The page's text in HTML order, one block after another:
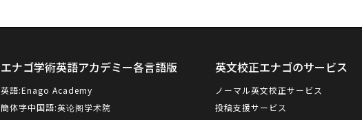
エナゴ学術英語アカデミー各言語版
英語:Enago Academy
簡体字中国語:英论阁学术院
英文校正エナゴのサービス
ノーマル英文校正サービス
投稿支援サービス